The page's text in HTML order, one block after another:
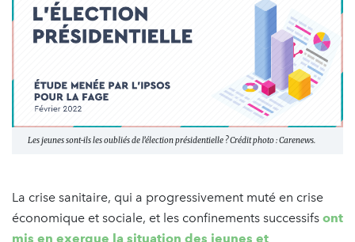
Les jeunes sont-ils les oubliés de l’élection présidentielle ? Crédit photo : Carenews.
La crise sanitaire, qui a progressivement muté en crise
économique et sociale, et les confinements successifs ont
mis en exergue la situation des jeunes et